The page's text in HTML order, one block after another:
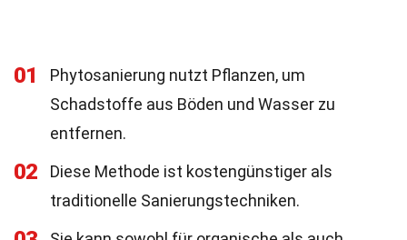
01
Phytosanierung nutzt Pflanzen, um
Schadstoffe aus Böden und Wasser zu
entfernen.
02
Diese Methode ist kostengünstiger als
traditionelle Sanierungstechniken.